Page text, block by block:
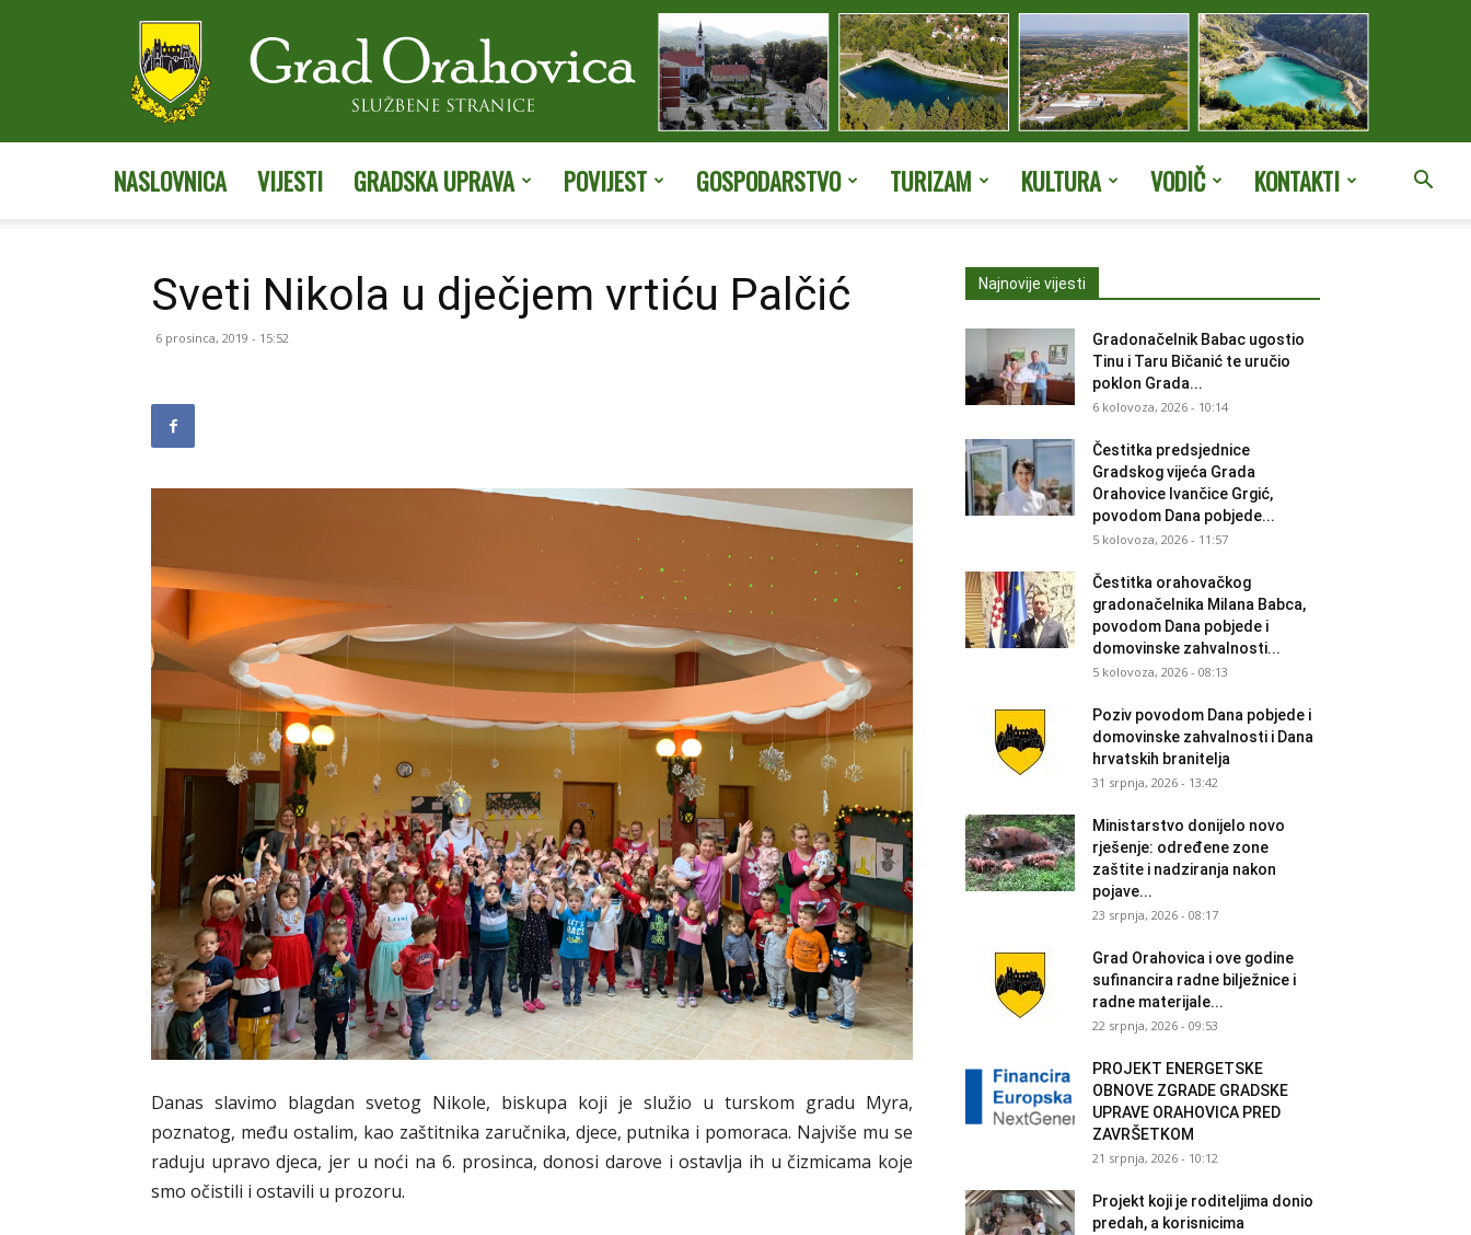
Grada
Orahovice
NASLOVNICA VIJESTI GRADSKA UPRAVA POVIJEST GOSPODARSTVO TURIZAM KULTURA VODIČ KONTAKTI
Sveti Nikola u dječjem vrtiću Palčić
6 prosinca, 2019 - 15:52
Danas slavimo blagdan svetog Nikole, biskupa koji je služio u turskom gradu Myra,
poznatog, među ostalim, kao zaštitnika zaručnika, djece, putnika i pomoraca. Najviše mu se
raduju upravo djeca, jer u noći na 6. prosinca, donosi darove i ostavlja ih u čizmicama koje
smo očistili i ostavili u prozoru.
Najnovije vijesti
Gradonačelnik Babac ugostio
Tinu i Taru Bičanić te uručio
poklon Grada...
6 kolovoza, 2026 - 10:14
Čestitka predsjednice
Gradskog vijeća Grada
Orahovice Ivančice Grgić,
povodom Dana pobjede...
5 kolovoza, 2026 - 11:57
Čestitka orahovačkog
gradonačelnika Milana Babca,
povodom Dana pobjede i
domovinske zahvalnosti...
5 kolovoza, 2026 - 08:13
Poziv povodom Dana pobjede i
domovinske zahvalnosti i Dana
hrvatskih branitelja
31 srpnja, 2026 - 13:42
Ministarstvo donijelo novo
rješenje: određene zone
zaštite i nadziranja nakon
pojave...
23 srpnja, 2026 - 08:17
Grad Orahovica i ove godine
sufinancira radne bilježnice i
radne materijale...
22 srpnja, 2026 - 09:53
PROJEKT ENERGETSKE
OBNOVE ZGRADE GRADSKE
UPRAVE ORAHOVICA PRED
ZAVRŠETKOM
21 srpnja, 2026 - 10:12
Projekt koji je roditeljima donio
predah, a korisnicima